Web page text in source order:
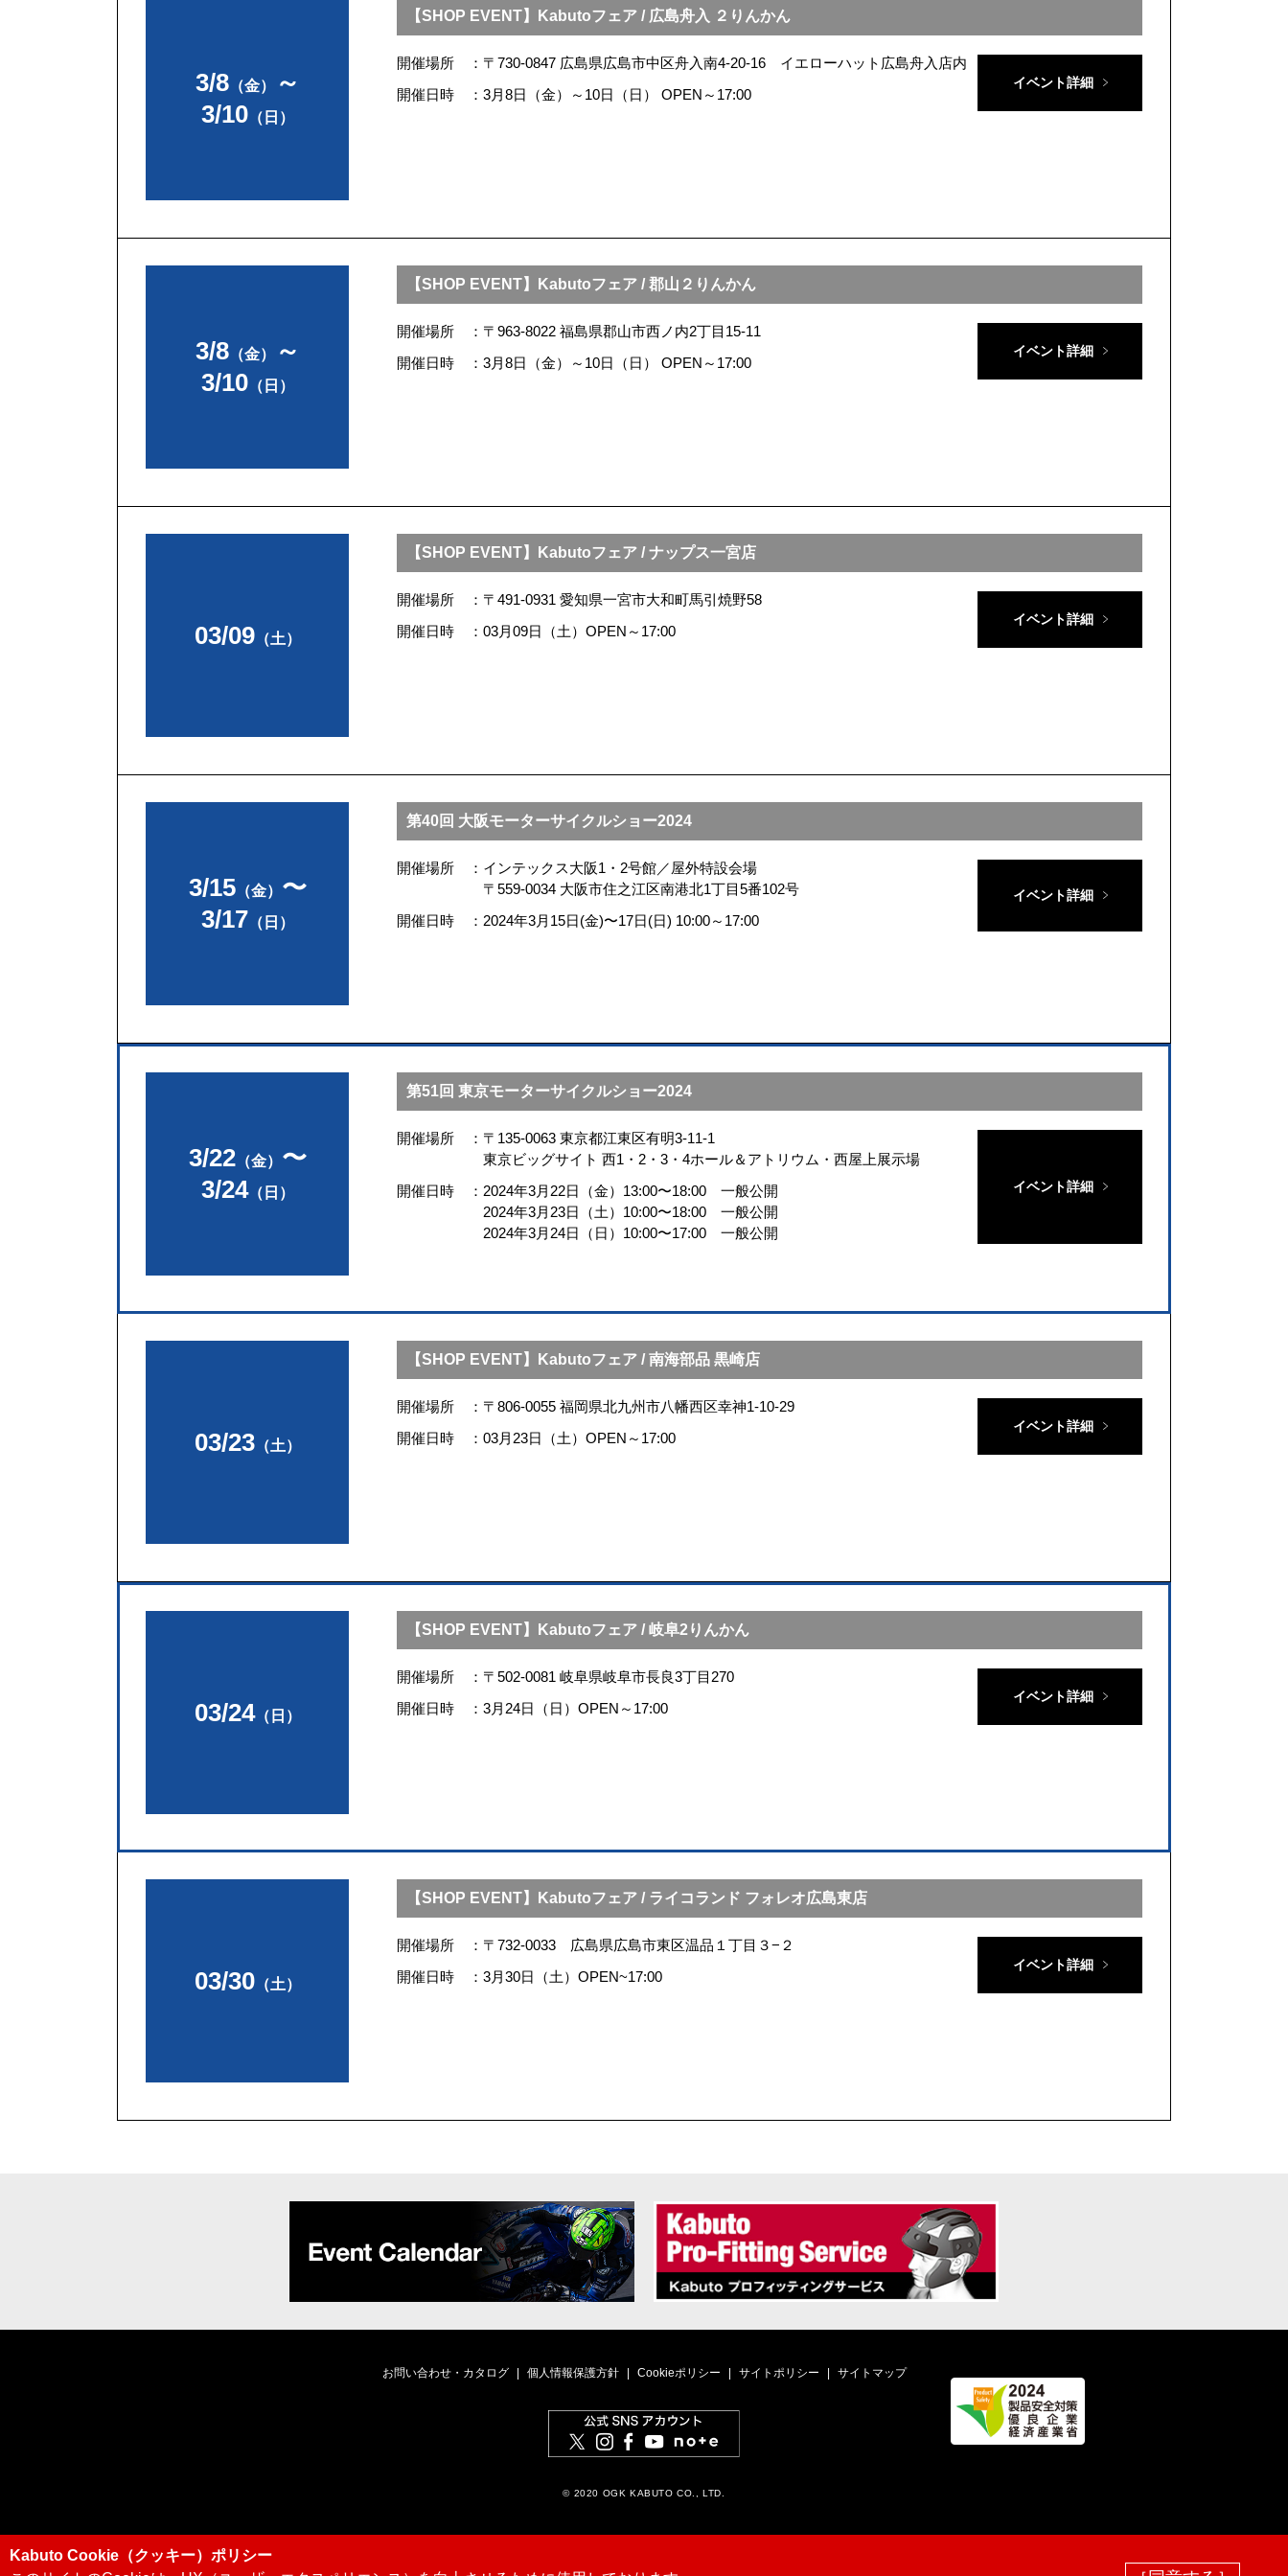
3/8（金）
～
3/10（日）
【SHOP EVENT】Kabutoフェア / 広島舟入 ２りんかん
開催場所
〒730-0847 広島県広島市中区舟入南4-20-16 イエローハット広島舟入店内
開催日時
3月8日（金）～10日（日） OPEN～17:00
イベント詳細
3/8（金）
～
3/10（日）
【SHOP EVENT】Kabutoフェア / 郡山２りんかん
開催場所
〒963-8022 福島県郡山市西ノ内2丁目15-11
開催日時
3月8日（金）～10日（日） OPEN～17:00
イベント詳細
03/09（土）
【SHOP EVENT】Kabutoフェア / ナップス一宮店
開催場所
〒491-0931 愛知県一宮市大和町馬引焼野58
開催日時
03月09日（土）OPEN～17:00
イベント詳細
3/15（金） 〜
3/17 （日）
第40回 大阪モーターサイクルショー2024
開催場所
インテックス大阪1・2号館／屋外特設会場
〒559-0034 大阪市住之江区南港北1丁目5番102号
開催日時
2024年3月15日(金)〜17日(日) 10:00～17:00
イベント詳細
3/22（金） 〜
3/24（日）
第51回 東京モーターサイクルショー2024
開催場所
〒135-0063 東京都江東区有明3-11-1
東京ビッグサイト 西1・2・3・4ホール＆アトリウム・西屋上展示場
開催日時
2024年3月22日（金）13:00〜18:00 一般公開
2024年3月23日（土）10:00〜18:00 一般公開
2024年3月24日（日）10:00〜17:00 一般公開
イベント詳細
03/23（土）
【SHOP EVENT】Kabutoフェア / 南海部品 黒崎店
開催場所
〒806-0055 福岡県北九州市八幡西区幸神1-10-29
開催日時
03月23日（土）OPEN～17:00
イベント詳細
03/24（日）
【SHOP EVENT】Kabutoフェア / 岐阜2りんかん
開催場所
〒502-0081 岐阜県岐阜市長良3丁目270
開催日時
3月24日（日）OPEN～17:00
イベント詳細
03/30（土）
【SHOP EVENT】Kabutoフェア / ライコランド フォレオ広島東店
開催場所
〒732-0033 広島県広島市東区温品１丁目３−２
開催日時
3月30日（土）OPEN~17:00
イベント詳細
お問い合わせ・カタログ 個人情報保護方針 Cookieポリシー サイトポリシー サイトマップ
© 2020 OGK KABUTO CO., LTD.
Kabuto Cookie（クッキー）ポリシー